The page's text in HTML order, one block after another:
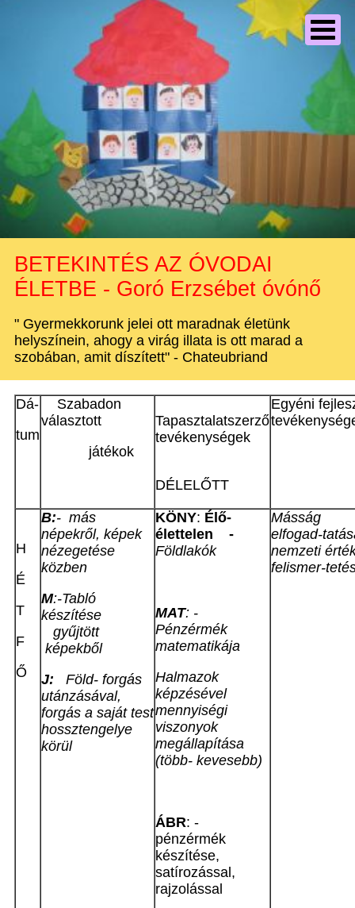
BETEKINTÉS AZ ÓVODAI
ÉLETBE - Goró Erzsébet óvónő
" Gyermekkorunk jelei ott maradnak életünk
helyszínein, ahogy a virág illata is ott marad a
szobában, amit díszített" - Chateubriand
Dá-
tum
Szabadon
választott
játékok
Tapasztalatszerző
tevékenységek
DÉLELŐTT
Egyéni
H
É
T
F
Ő
B:- más
népekről, képek
nézegetése
közben
M:-Tabló
készítése
gyűjtött
képekből
J: Föld- forgás
utánzásával,
forgás a saját test
hossztengelye
körül
KÖNY: Élő-
élettelen -
Földlakók
MAT: -
Pénzérmék
matematikája
Halmazok
képzésével
mennyiségi
viszonyok
megállapítása
(több- kevesebb)
ÁBR: -
pénzérmék
készítése,
satírozással,
rajzolással
Másság
elfogad-
nemzeti
felismer-